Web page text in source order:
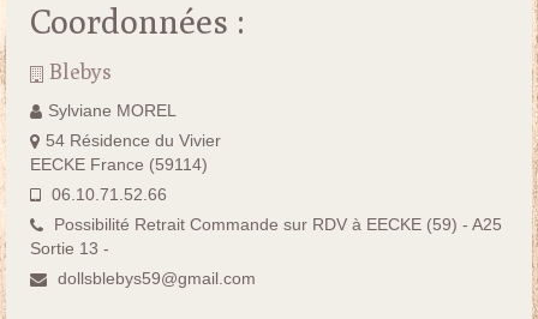
Coordonnées :
Blebys
Sylviane MOREL
54 Résidence du Vivier
EECKE France (59114)
06.10.71.52.66
Possibilité Retrait Commande sur RDV à EECKE (59) - A25
Sortie 13 -
dollsblebys59@gmail.com